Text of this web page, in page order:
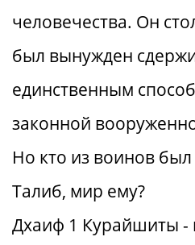
человечества. Он
был вынужден
единственным
законной
Но кто из воинов
Талиб, мир ему?
Дхаиф 1 Курайшиты -